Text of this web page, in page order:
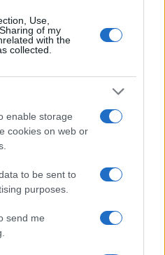
Use,
of my
with the
collected.
enable storage
cookies on web or
to be sent to
purposes.
send me
S
h
re
precedente
articolo
per il weekend a Olbia e in